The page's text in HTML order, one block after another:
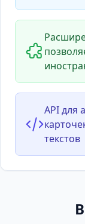
API для
текстов